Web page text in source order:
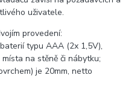
uživatele.
provedení:
typu AAA (2x 1,5V),
na stěně či nábytku;
je 20mm, netto